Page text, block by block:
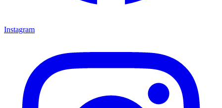
Instagram